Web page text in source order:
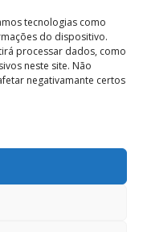
tecnologias como
do dispositivo.
processar dados, como
neste site. Não
negativamante certos